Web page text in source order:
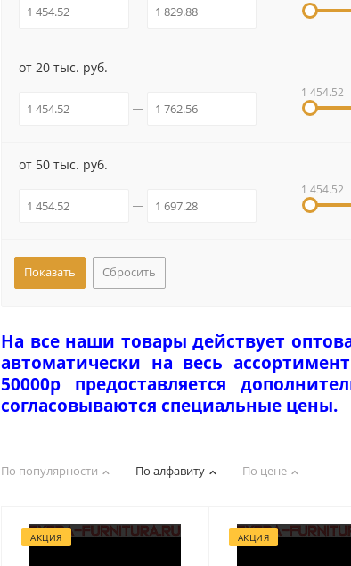
от 20 тыс. руб.
1 454.52
от 50 тыс. руб.
1 454.52
Сбросить
На все наши товары действует
автоматически на весь
50000р предоставляется
согласовываются специальные цены.
По популярности По алфавиту По цене
АКЦИЯ АКЦИЯ